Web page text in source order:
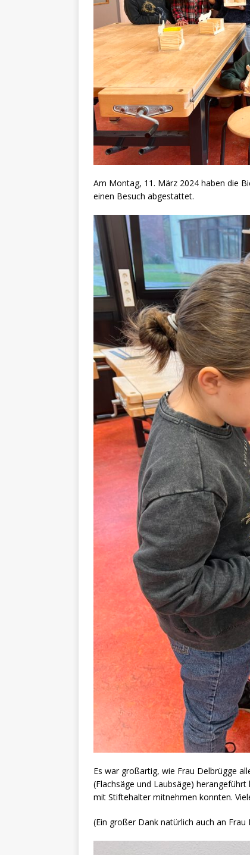
Am Montag, 11. März 2024 haben die
einen Besuch abgestattet.
Es war großartig, wie Frau Delbrügge
(Flachsäge und Laubsäge)
mit Stiftehalter mitnehmen konnten.
(Ein großer Dank natürlich auch an